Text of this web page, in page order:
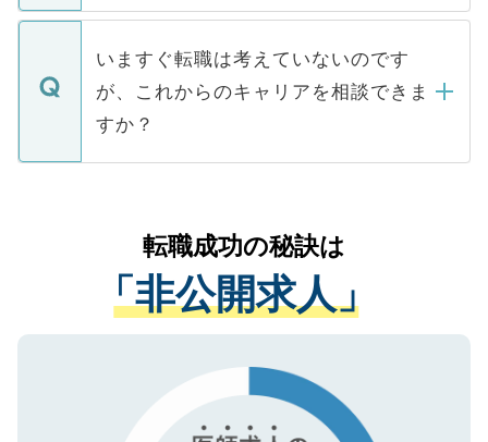
関を公にしてしまうと、応募が殺到する場
に、医療機関が求める条件に合った人材の
みを人材紹介会社に依頼するケースが増え
ています。
定を承諾する必要はありません。内定先へ
の辞退の連絡はキャリアパートナーが行い
個人情報が漏えいすることはありませんの
で、ご安心ください。当サイトからの登録
などで収集したご登録者様の個人情報は、
ご本人のキャリアアップおよび転職活動の
支援を目的に使用いたします。お預かりし
ているすべての個人データはご本人の許可
は、個人情報の取り扱いについての厳密な
管理基準を満たした事業者のみに付与され
る、プライバシーマークを取得済みです。
で、機密保持に関してもご安心ください。
いますぐ転職は考えていないのです
が、これからのキャリアを相談できま
すか？
かがいして、現在の医療機関の状況や紹介
経験をまじえながら、適切なアドバイスを
させていただきます。すぐにご転職をされ
ない方には、長期的なサポートが可能です
ので、まずはご登録ください。
転職成功の秘訣は
「非公開求人」